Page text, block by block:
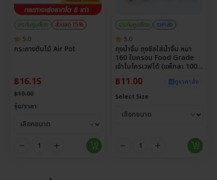
ประกันศูนย์ไทย
ส่วนลด 15%
5.0
กระถางต้นไม้ Air Pot
฿16.15
฿19.00
รุ่น/ราคา
ประกันศูนย์ไทย
ราคาส่ง
5.0
ถุงน้ำจิ้ม ถุงซีลใส่น้ำจิ้ม หนา
160 ไมครอน Food Grade
เข้าไมโครเวฟได้ (แพ็กละ 100
฿11.00
ดูราคาส่ง
Select Size